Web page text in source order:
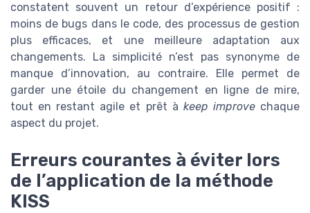
constatent souvent un retour d’expérience positif :
moins de bugs dans le code, des processus de gestion
plus efficaces, et une meilleure adaptation aux
changements. La simplicité n’est pas synonyme de
manque d’innovation, au contraire. Elle permet de
garder une étoile du changement en ligne de mire,
tout en restant agile et prêt à keep improvechaque
aspect du projet.
Erreurs courantes à éviter lors
de l’application de la méthode
KISS